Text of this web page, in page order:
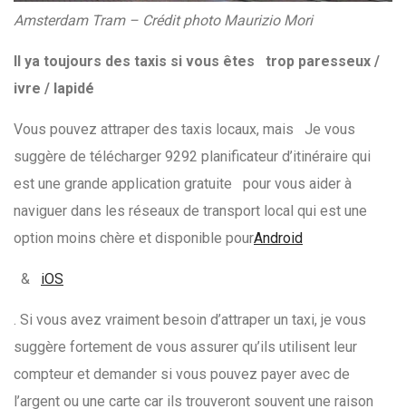
Amsterdam Tram – Crédit photo Maurizio Mori
Il ya toujours des taxis si vous êtes trop paresseux /
ivre / lapidé
Vous pouvez attraper des taxis locaux, mais Je vous
suggère de télécharger 9292 planificateur d’itinéraire qui
est une grande application gratuite pour vous aider à
naviguer dans les réseaux de transport local qui est une
option moins chère et disponible pourAndroid
& iOS
. Si vous avez vraiment besoin d’attraper un taxi, je vous
suggère fortement de vous assurer qu’ils utilisent leur
compteur et demander si vous pouvez payer avec de
l’argent ou une carte car ils trouveront souvent une raison